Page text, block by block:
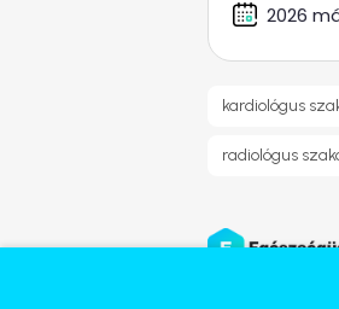
2026
kardiológus
radiológus